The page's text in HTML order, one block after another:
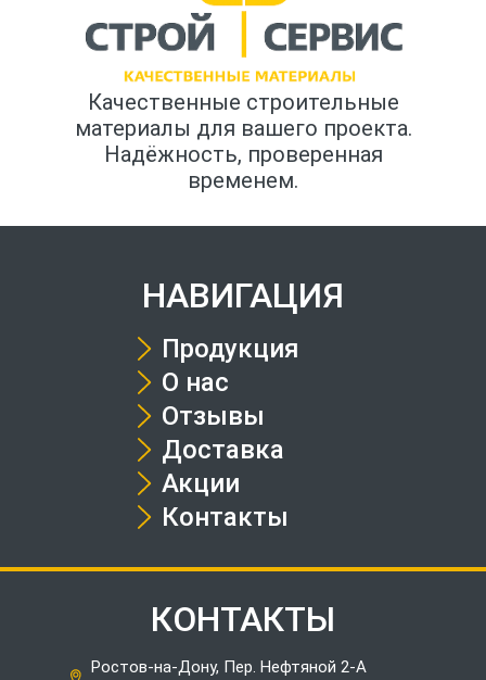
Качественные строительные
материалы для вашего проекта.
Надёжность, проверенная
временем.
НАВИГАЦИЯ
Продукция
О нас
Отзывы
Доставка
Акции
Контакты
КОНТАКТЫ
Ростов-на-Дону, Пер. Нефтяной 2-А